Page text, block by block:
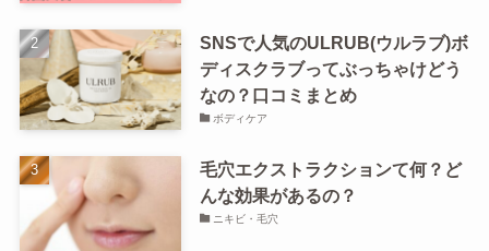
SNSで人気のULRUB(ウルラブ)ボ
ディスクラブってぶっちゃけどう
なの？口コミまとめ
ボディケア
毛穴エクストラクションて何？ど
んな効果があるの？
ニキビ・毛穴